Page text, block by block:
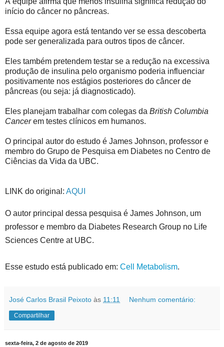
início do câncer no pâncreas.
Essa equipe agora está tentando ver se essa descoberta
pode ser generalizada para outros tipos de câncer.
Eles também pretendem testar se a redução na excessiva
produção de insulina pelo organismo poderia influenciar
positivamente nos estágios posteriores do câncer de
pâncreas (ou seja: já diagnosticado).
Eles planejam trabalhar com colegas da British Columbia
Cancerem testes clínicos em humanos.
O principal autor do estudo é James Johnson, professor e
membro do Grupo de Pesquisa em Diabetes no Centro de
Ciências da Vida da UBC.
LINK do original: AQUI
O autor principal dessa pesquisa é James Johnson, um
professor e membro da Diabetes Research Group no Life
Sciences Centre at UBC.
Esse estudo está publicado em: Cell Metabolism.
José Carlos Brasil Peixoto às 11:11 Nenhum comentário:
Compartilhar
sexta-feira, 2 de agosto de 2019